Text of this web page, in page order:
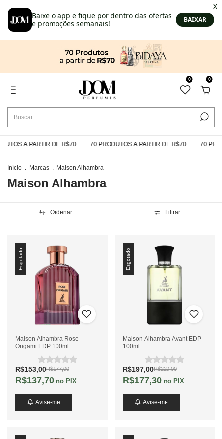
0 0
À PARTIR DE R$70 70 PRODUTOS À PARTIR DE R$70 70
Início Marcas Maison Alhambra
Maison Alhambra
Ordenar Filtrar
Esgotado
Maison Alhambra Rose
Origami EDP 100ml
R$153,00R$177,00
R$137,70 no PIX
Avise-me
Esgotado
Maison Alhambra Avant EDP
100ml
R$197,00R$220,00
R$177,30no PIX
Avise-me